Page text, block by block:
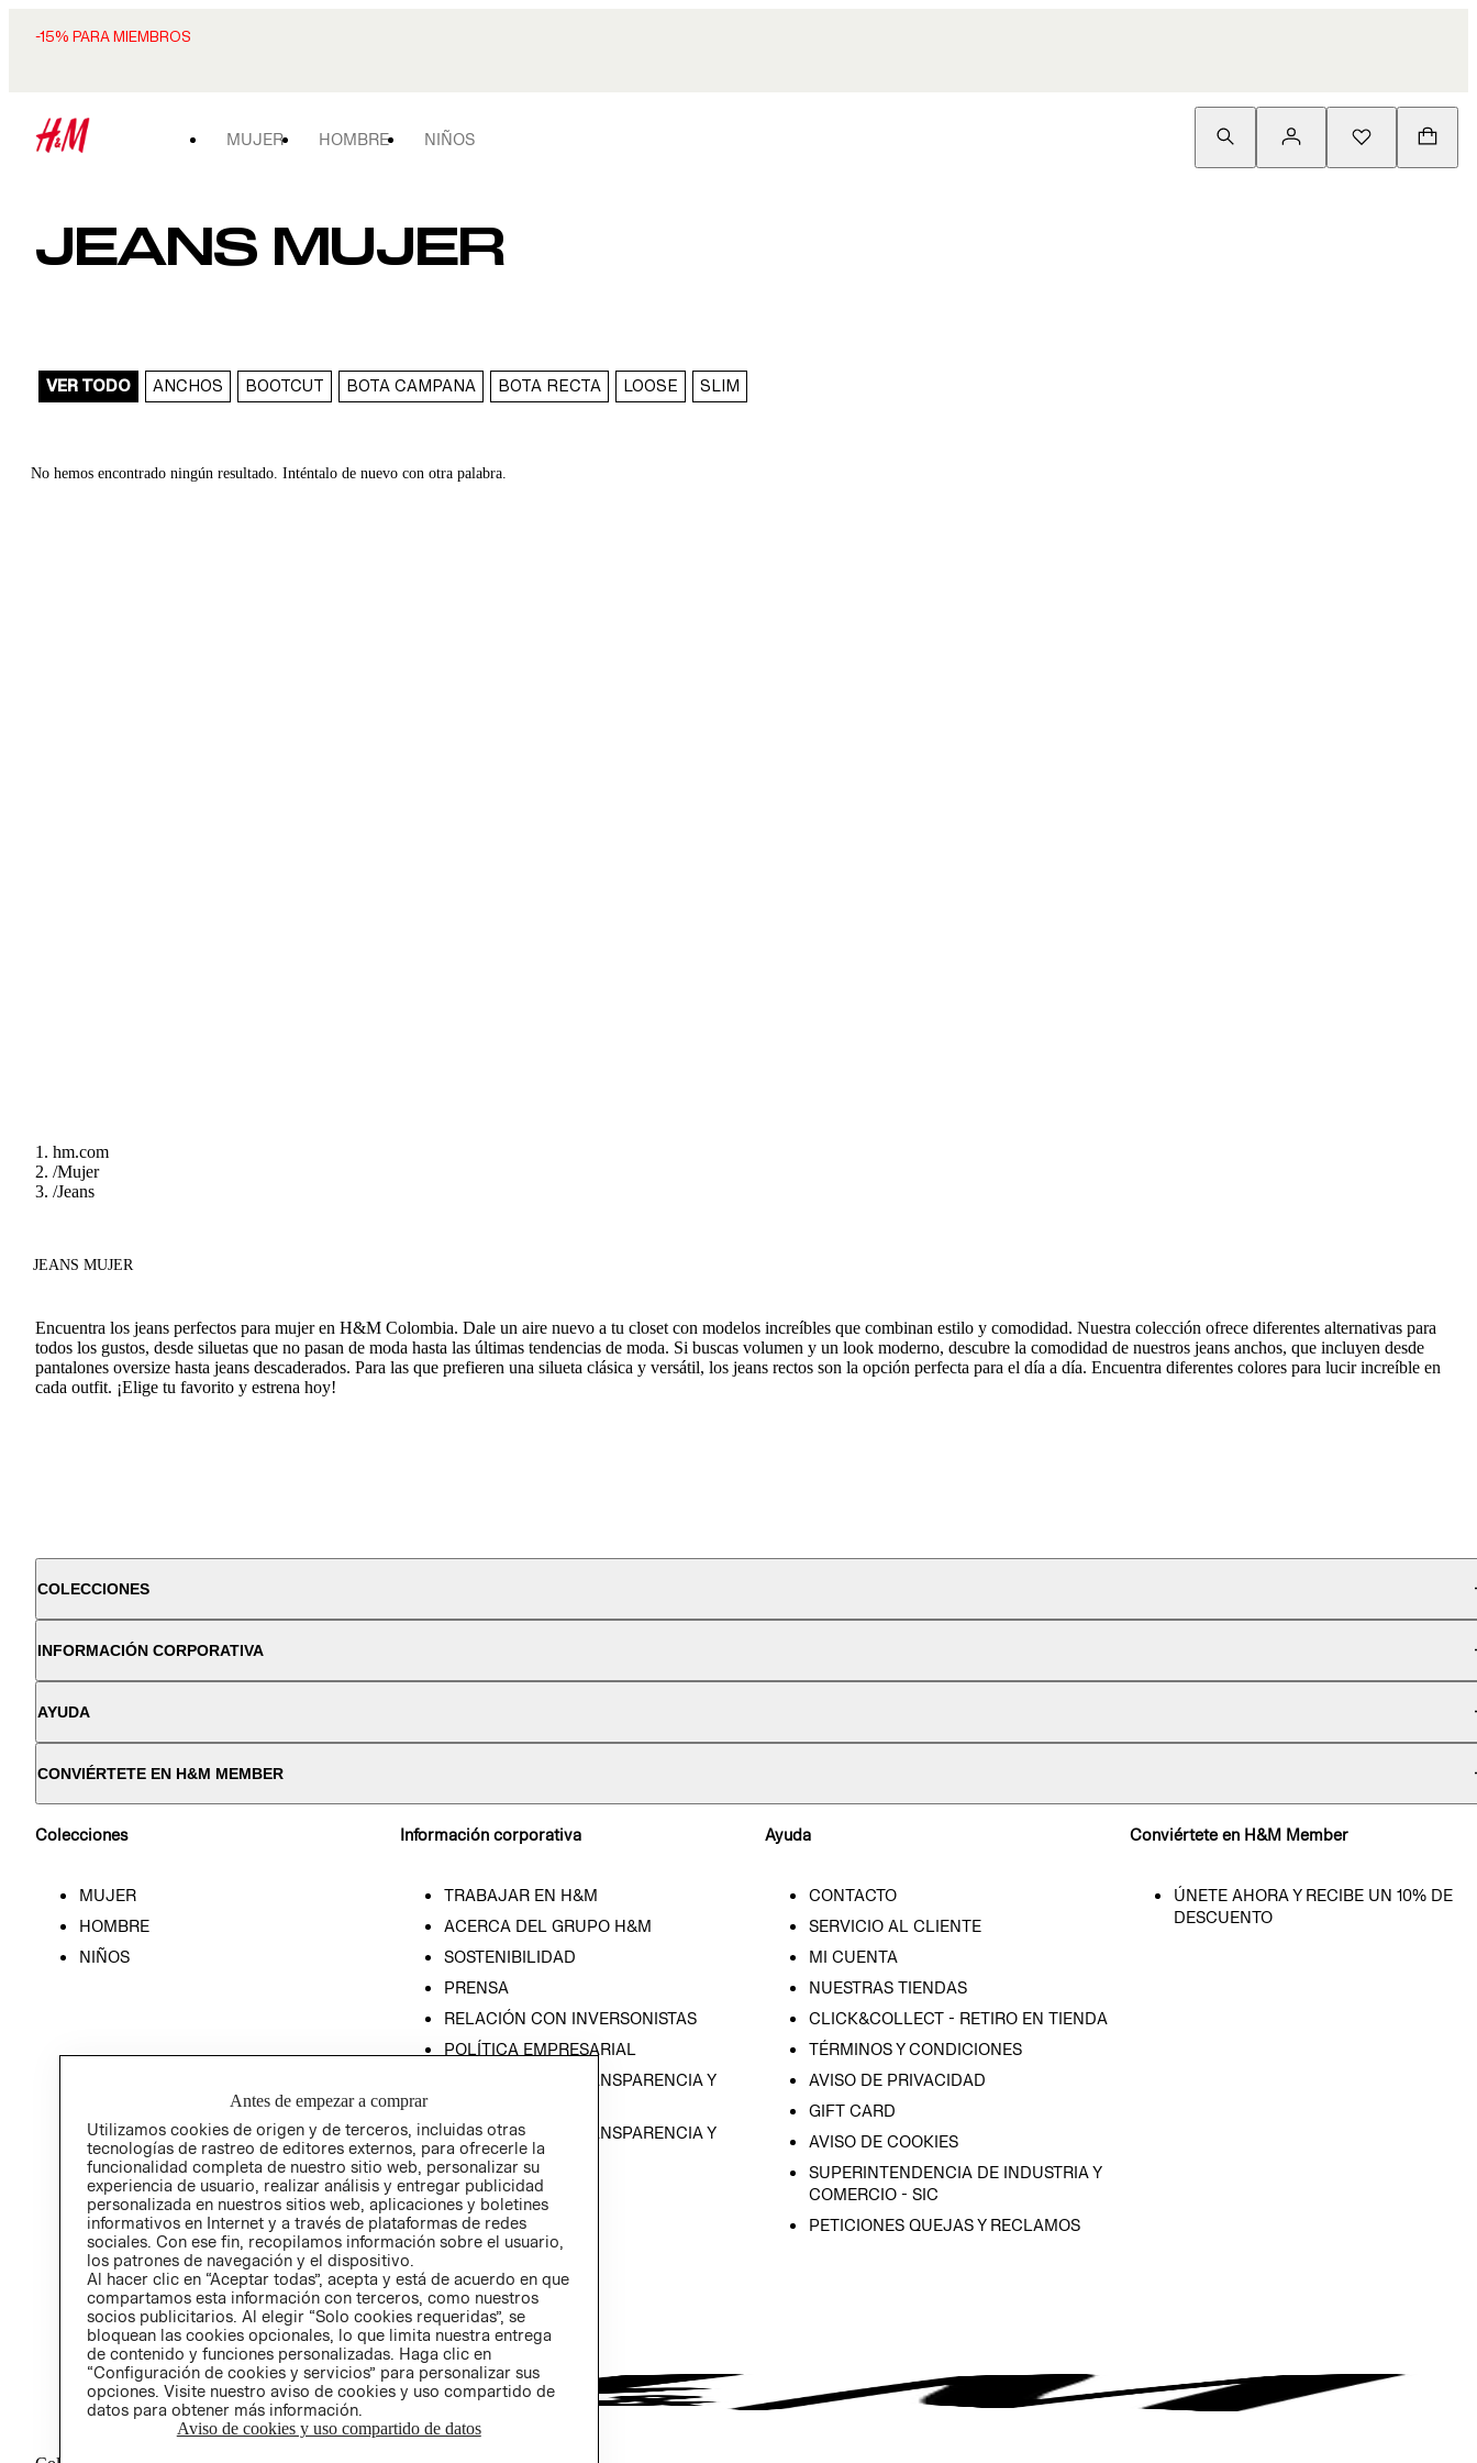
-15% PARA MIEMBROS
MUJER HOMBRE NIÑOS
JEANS MUJER
VER TODO ANCHOS BOOTCUT BOTA CAMPANA BOTA RECTA LOOSE SLIM
No hemos encontrado ningún resultado. Inténtalo de nuevo con otra palabra.
hm.com
/Mujer
/Jeans
JEANS MUJER
Encuentra los jeans perfectos para mujer en H&M Colombia. Dale un aire nuevo a tu closet con modelos increíbles que combinan estilo y comodidad. Nuestra colección ofrece diferentes alternativas para
todos los gustos, desde siluetas que no pasan de moda hasta las últimas tendencias de moda. Si buscas volumen y un look moderno, descubre la comodidad de nuestros jeans anchos, que incluyen desde
pantalones oversize hasta jeans descaderados. Para las que prefieren una silueta clásica y versátil, los jeans rectos son la opción perfecta para el día a día. Encuentra diferentes colores para lucir increíble en
cada outfit. ¡Elige tu favorito y estrena hoy!
COLECCIONES
INFORMACIÓN CORPORATIVA
AYUDA
CONVIÉRTETE EN H&M MEMBER
Colecciones
MUJER
HOMBRE
NIÑOS
Información corporativa
TRABAJAR EN H&M
ACERCA DEL GRUPO H&M
SOSTENIBILIDAD
PRENSA
RELACIÓN CON INVERSONISTAS
POLÍTICA EMPRESARIAL
PROGRAMA DE TRANSPARENCIA Y
PROGRAMA DE TRANSPARENCIA Y
ÉTICA (INGLÉS)
Ayuda
CONTACTO
SERVICIO AL CLIENTE
MI CUENTA
NUESTRAS TIENDAS
CLICK&COLLECT - RETIRO EN TIENDA
TÉRMINOS Y CONDICIONES
AVISO DE PRIVACIDAD
GIFT CARD
AVISO DE COOKIES
SUPERINTENDENCIA DE INDUSTRIA Y
COMERCIO - SIC
PETICIONES QUEJAS Y RECLAMOS
Conviértete en H&M Member
ÚNETE AHORA Y RECIBE UN 10% DE
DESCUENTO
Antes de empezar a comprar
Utilizamos cookies de origen y de terceros, incluidas otras
tecnologías de rastreo de editores externos, para ofrecerle la
funcionalidad completa de nuestro sitio web, personalizar su
experiencia de usuario, realizar análisis y entregar publicidad
personalizada en nuestros sitios web, aplicaciones y boletines
informativos en Internet y a través de plataformas de redes
sociales. Con ese fin, recopilamos información sobre el usuario,
los patrones de navegación y el dispositivo.
Al hacer clic en “Aceptar todas”, acepta y está de acuerdo en que
compartamos esta información con terceros, como nuestros
socios publicitarios. Al elegir “Solo cookies requeridas”, se
bloquean las cookies opcionales, lo que limita nuestra entrega
de contenido y funciones personalizadas. Haga clic en
“Configuración de cookies y servicios” para personalizar sus
opciones. Visite nuestro aviso de cookies y uso compartido de
datos para obtener más información.
Aviso de cookies y uso compartido de datos